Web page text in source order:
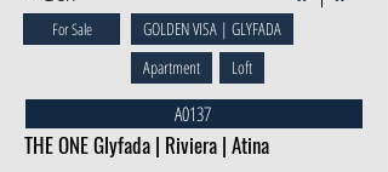
For Sale
GOLDEN VISA | GLYFADA
Apartment
Loft
A0137
THE ONE Glyfada | Riviera | Atina